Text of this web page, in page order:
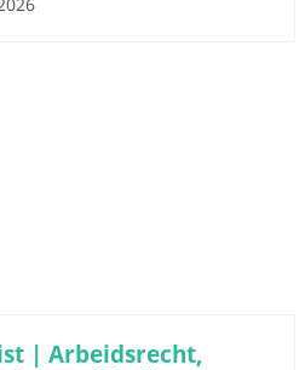
| Arbeidsrecht,